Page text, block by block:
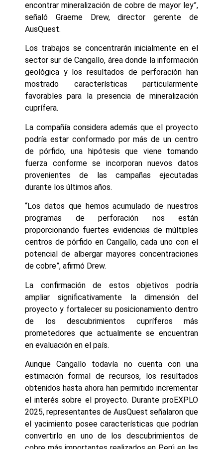
encontrar mineralización de cobre de mayor ley”,
señaló Graeme Drew, director gerente de
AusQuest.
Los trabajos se concentrarán inicialmente en el
sector sur de Cangallo, área donde la información
geológica y los resultados de perforación han
mostrado características particularmente
favorables para la presencia de mineralización
cuprífera.
La compañía considera además que el proyecto
podría estar conformado por más de un centro
de pórfido, una hipótesis que viene tomando
fuerza conforme se incorporan nuevos datos
provenientes de las campañas ejecutadas
durante los últimos años.
“Los datos que hemos acumulado de nuestros
programas de perforación nos están
proporcionando fuertes evidencias de múltiples
centros de pórfido en Cangallo, cada uno con el
potencial de albergar mayores concentraciones
de cobre”, afirmó Drew.
La confirmación de estos objetivos podría
ampliar significativamente la dimensión del
proyecto y fortalecer su posicionamiento dentro
de los descubrimientos cupríferos más
prometedores que actualmente se encuentran
en evaluación en el país.
Aunque Cangallo todavía no cuenta con una
estimación formal de recursos, los resultados
obtenidos hasta ahora han permitido incrementar
el interés sobre el proyecto. Durante proEXPLO
2025, representantes de AusQuest señalaron que
el yacimiento posee características que podrían
convertirlo en uno de los descubrimientos de